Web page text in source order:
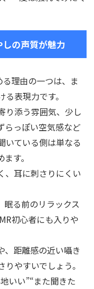
の声質が魅力
理由の一つは、ま
表現力です。
り添う雰囲気、少し
らっぽい空気感など
いている側は単なる
す。
、耳に刺さりにくい
眠る前のリラックス
初心者にも入りや
、距離感の近い囁き
やすいでしょう。
いい”“また聞きた